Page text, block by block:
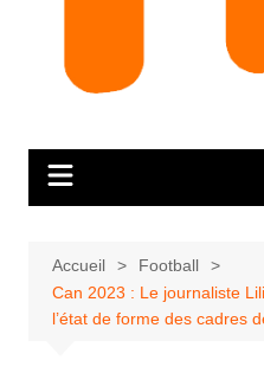
Accueil
Football
Can 2023 : Le journaliste
l’état de forme des cadres